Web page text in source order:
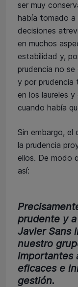
ser muy
había tomado a
decisiones
en muchos
estabilidad y,
prudencia no
y por prudencia
en los laureles
cuando había
Sin embargo, el
la prudencia
ellos. De modo
así:
prudente y
Javier Sans
nuestro
importantes
eficaces e
gestión.